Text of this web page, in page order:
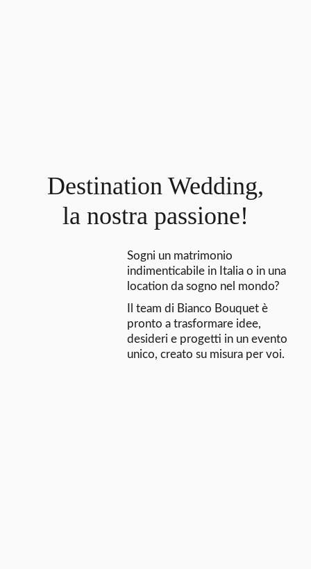
Destination Wedding,
la nostra passione!
Sogni un matrimonio
indimenticabile in Italia o in una
location da sogno nel mondo?
Il team di Bianco Bouquet è
pronto a trasformare idee,
desideri e progetti in un evento
unico, creato su misura per voi.